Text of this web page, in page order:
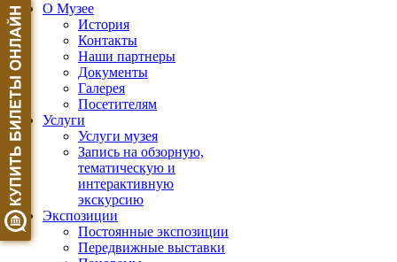
О Музее
История
Контакты
Наши партнеры
Документы
Галерея
Посетителям
Услуги
Услуги музея
Запись на обзорную,
тематическую и
интерактивную
экскурсию
Экспозиции
Постоянные экспозиции
Передвижные выставки